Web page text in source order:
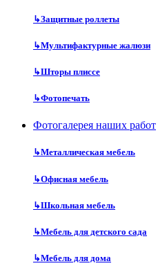
↳Защитные роллеты
↳Мультифактурные жалюзи
↳Шторы плиссе
↳Фотопечать
Фотогалерея наших работ
↳Металлическая мебель
↳Офисная мебель
↳Школьная мебель
↳Мебель для детского сада
↳Мебель для дома